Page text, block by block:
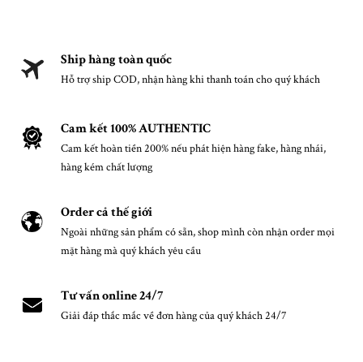
Ship hàng toàn quốc
Hỗ trợ ship COD, nhận hàng khi thanh toán cho quý khách
Cam kết 100% AUTHENTIC
Cam kết hoàn tiền 200% nếu phát hiện hàng fake, hàng nhái,
hàng kém chất lượng
Order cả thế giới
Ngoài những sản phẩm có sẵn, shop mình còn nhận order mọi
mặt hàng mà quý khách yêu cầu
Tư vấn online 24/7
Giải đáp thắc mắc về đơn hàng của quý khách 24/7